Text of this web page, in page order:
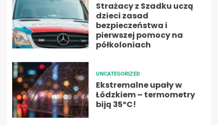
Strażacy z Szadku uczą
dzieci zasad
bezpieczeństwa i
pierwszej pomocy na
półkoloniach
UNCATEGORIZED
Ekstremalne upały w
Łódzkiem – termometry
biją 35ºC!